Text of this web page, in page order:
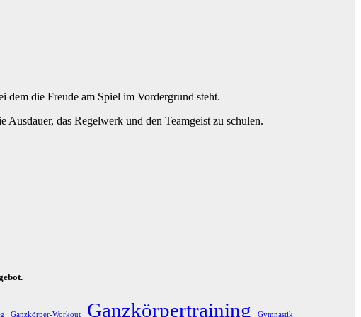
dem die Freude am Spiel im Vordergrund steht.
das Regelwerk und den Teamgeist zu schulen.
Ganzkörper-Workout Ganzkörpertraining Gymnastik